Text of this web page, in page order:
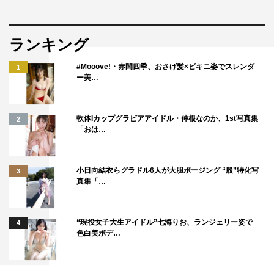
おなじみの視聴者プレゼントルーレットが登場。ルーレッ
トの出目次第で高額のおみや自腹が待ち受けているが、こ
一方、現在クビレースの最下位を争っているナイナイの2
人。大精算まで今回を入れて残すところ6戦となり、もう
負けられない状態。気になる結果発表は…。東京ディズニ
ーリゾート40周年を記念して始まったパレードや人気アト
ラクション、東京ディズニーリゾートにまつわるクイズ
に、ディズニーキャラクターをあしらったかわいくておい
しい料理の数々も登場する。
ランキング
1
#Mooove!・赤間四季、おさげ髪×ビキニ姿でスレンダ
ー美…
2
軟体Iカップグラビアアイドル・仲根なのか、1st写真集
「おは…
3
小日向結衣らグラドル6人が大胆ポージング “股”特化写
真集「…
4
“現役女子大生アイドル”七海りお、ランジェリー姿で
色白美ボデ…